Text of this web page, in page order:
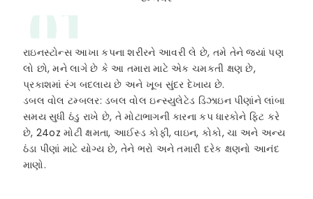
01
રાઇનસ્ટોન્સ આખા કપના શરીરને આવરી લે છે, તમે તેને જ્યાં પણ
લો છો, મને લાગે છે કે આ તમારા માટે એક ચમકતી ક્ષણ છે,
પ્રકાશમાં રંગ બદલાય છે અને ખૂબ સુંદર દેખાય છે.
ડબલ વોલ ટમ્બલર: ડબલ વોલ ઇન્સ્યુલેટેડ ડિઝાઇન પીણાંને લાંબા
સમય સુધી ઠંડુ રાખે છે, તે મોટાભાગની કારના કપ ધારકોને ફિટ કરે
છે, 24oz મોટી ક્ષમતા, આઈસ્ડ કોફી, વાઇન, કોકો, ચા અને અન્ય
ઠંડા પીણાં માટે યોગ્ય છે, તેને ભરો અને તમારી દરેક ક્ષણનો આનંદ
માણો.